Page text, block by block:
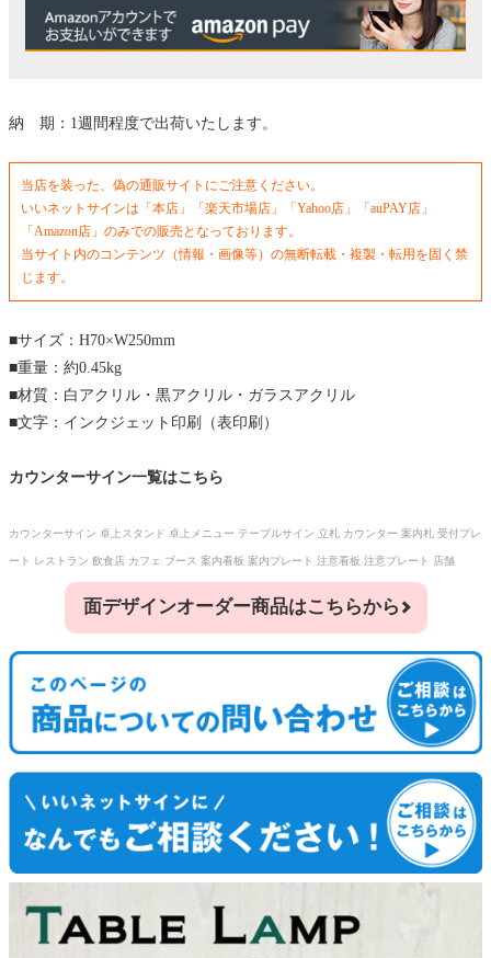
納 期：1週間程度で出荷いたします。
当店を装った、偽の通販サイトにご注意ください。
いいネットサインは「本店」「楽天市場店」「Yahoo店」「auPAY店」
「Amazon店」のみでの販売となっております。
当サイト内のコンテンツ（情報・画像等）の無断転載・複製・転用を固く禁
じます。
■サイズ：H70×W250mm
■重量：約0.45kg
■材質：白アクリル・黒アクリル・ガラスアクリル
■文字：インクジェット印刷（表印刷）
カウンターサイン一覧はこちら
カウンターサイン 卓上スタンド 卓上メニュー テーブルサイン 立札 カウンター 案内札 受付プレ
ート レストラン 飲食店 カフェ ブース 案内看板 案内プレート 注意看板 注意プレート 店舗
面デザインオーダー商品はこちらから